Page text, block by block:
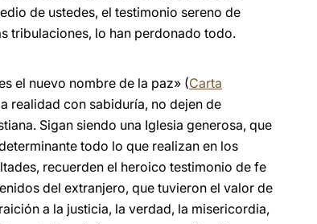
de ustedes, el testimonio sereno de
tribulaciones, lo han perdonado todo.
el nuevo nombre de la paz» (Carta
realidad con sabiduría, no dejen de
Sigan siendo una Iglesia generosa, que
todo lo que realizan en los
recuerden el heroico testimonio de fe
del extranjero, que tuvieron el valor de
a la justicia, la verdad, la misericordia,